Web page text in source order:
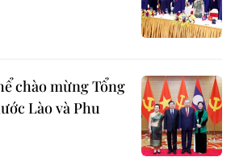
chào mừng Tổng
Lào và Phu